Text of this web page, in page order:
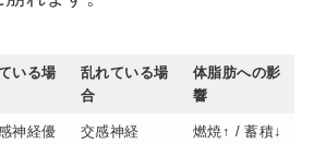
いる場
乱れている場
合
体脂肪への影
響
神経優
交感神経
燃焼↑ / 蓄積↓